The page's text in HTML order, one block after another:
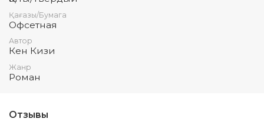
Қағазы/Бумага
Офсетная
Автор
Кен Кизи
Жанр
Роман
Отзывы